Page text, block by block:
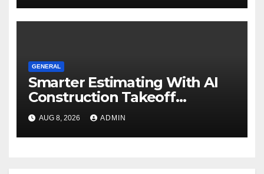
GENERAL
Smarter Estimating With AI
Construction Takeoff
Software
AUG 8, 2026 ADMIN